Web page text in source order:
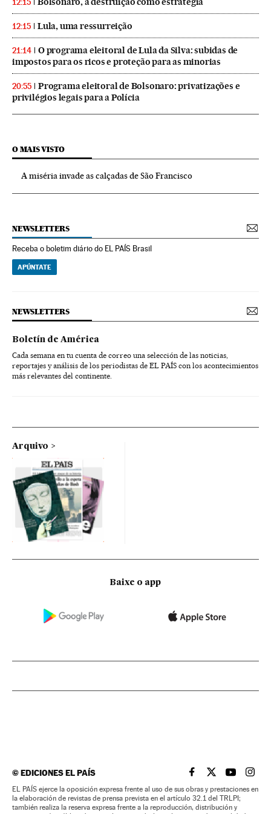
12:15
12:15 Lula, uma ressurreição
21:14
O programa eleitoral de Lula da Silva: subidas de
impostos para os ricos e proteção para as minorias
20:55
Programa eleitoral de Bolsonaro: privatizações e
privilégios legais para a Polícia
O MAIS VISTO
A miséria invade as calçadas de São Francisco
NEWSLETTERS
Receba o boletim diário do EL PAÍS Brasil
APÚNTATE
NEWSLETTERS
Boletín de América
Cada semana en tu cuenta de correo una selección de las noticias,
reportajes y análisis de los periodistas de EL PAÍS con los acontecimientos
más relevantes del continente.
Arquivo
Baixe o app
©EDICIONES EL PAÍS EL PAÍS BRASIL EN
EL PAÍSEL PAÍS
EL
EL PAÍS ejerce la oposición expresa frente al uso de sus obras y prestaciones en
la elaboración de revistas de prensa prevista en el artículo 32.1 del TRLPI;
también realiza la reserva expresa frente a la reproducción, distribución y